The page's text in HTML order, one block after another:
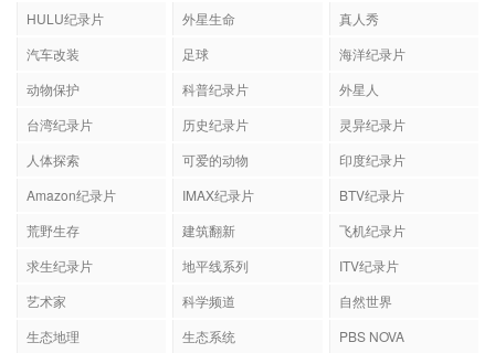
HULU纪录片
外星生命
真人秀
汽车改装
足球
海洋纪录片
动物保护
科普纪录片
外星人
台湾纪录片
历史纪录片
灵异纪录片
人体探索
可爱的动物
印度纪录片
Amazon纪录片
IMAX纪录片
BTV纪录片
荒野生存
建筑翻新
飞机纪录片
求生纪录片
地平线系列
ITV纪录片
艺术家
科学频道
自然世界
生态地理
生态系统
PBS NOVA